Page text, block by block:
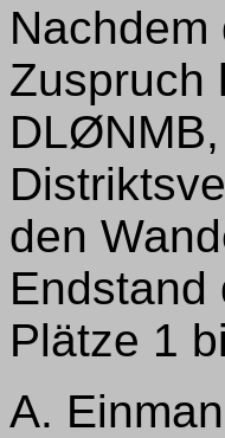
Zuspruch
den
Endstand
Plätze 1
A.